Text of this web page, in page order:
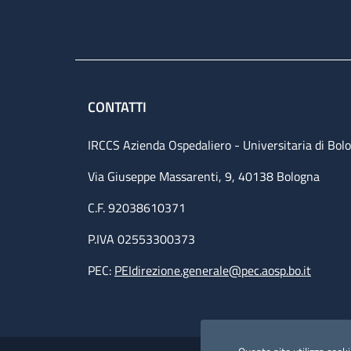
CONTATTI
IRCCS Azienda Ospedaliero - Universitaria di
Via Giuseppe Massarenti, 9, 40138 Bologna
C.F. 92038610371
P.IVA 02553300373
PEC: PEIdirezione.generale@pec.aosp.bo.it